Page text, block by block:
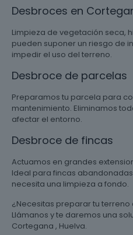
Desbroces en
Limpieza de vegetación seca,
pueden suponer un riesgo de
impedir el uso del terreno.
Desbroce de parcelas
Preparamos tu parcela para
mantenimiento. Eliminamos
afectar el entorno.
Desbroce de fincas
Actuamos en grandes
Ideal para fincas
necesita una limpieza a fondo.
¿Necesitas preparar tu
Llámanos y te daremos una
Cortegana , Huelva.